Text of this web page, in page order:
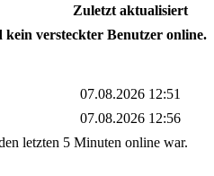
Zuletzt aktualisiert
versteckter Benutzer online.
07.08.2026 12:51
07.08.2026 12:56
letzten 5 Minuten online war.